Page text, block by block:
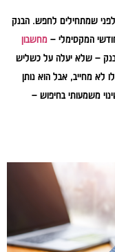
לפני שמתחילים לחפש. הבנק
המקסימלי – מחשבון
– שלא יעלה על כשליש
לא מחייב, אבל הוא נותן
משמעותי בחיפוש –